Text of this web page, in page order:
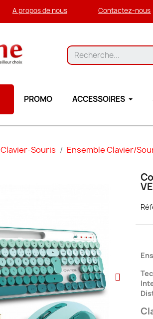
A propos de nous Contactez-nous
PROMO ACCESSOIRES
Clavier-Souris Ensemble Clavier/